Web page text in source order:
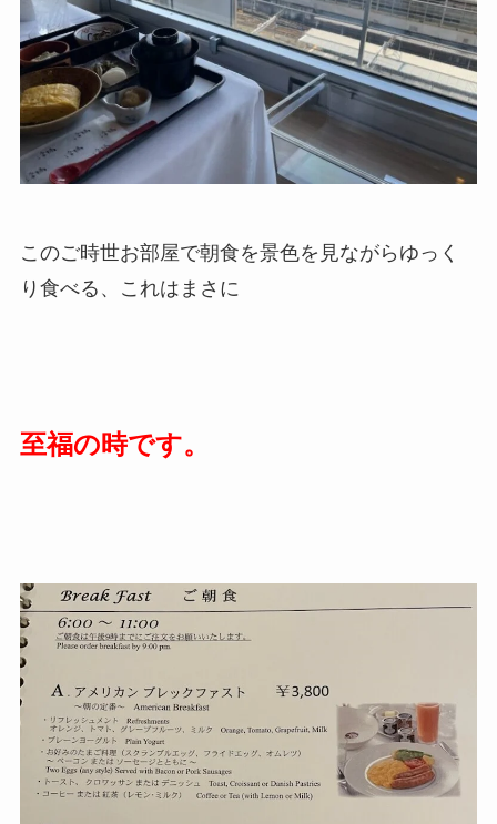
このご時世お部屋で朝食を景色を見ながらゆっく
り食べる、これはまさに
至福の時です。